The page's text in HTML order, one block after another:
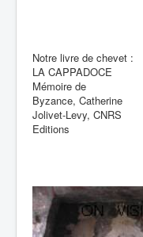
Notre livre de chevet :
LA CAPPADOCE
Mémoire de
Byzance, Catherine
Jolivet-Levy, CNRS
Editions